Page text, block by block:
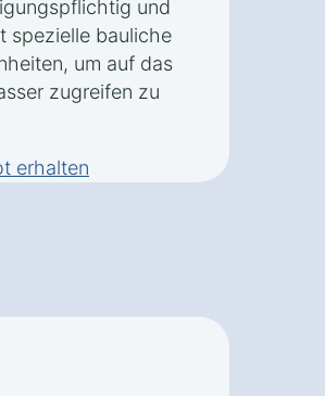
und
spezielle bauliche
um auf das
zugreifen zu
erhalten